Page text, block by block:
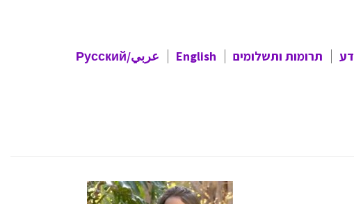
תרומות ותשלומים
English
عربي/Русский